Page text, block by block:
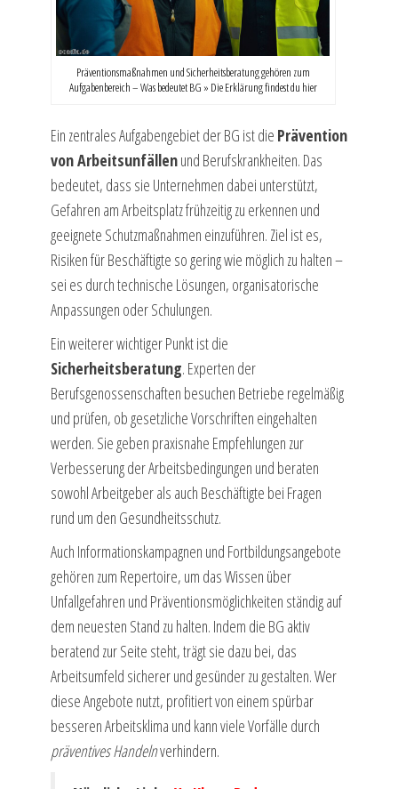
Präventionsmaßnahmen und Sicherheitsberatung gehören zum
Aufgabenbereich – Was bedeutet BG » Die Erklärung findest du hier
Ein zentrales Aufgabengebiet der BG ist die Prävention
von Arbeitsunfällenund Berufskrankheiten. Das
bedeutet, dass sie Unternehmen dabei unterstützt,
Gefahren am Arbeitsplatz frühzeitig zu erkennen und
geeignete Schutzmaßnahmen einzuführen. Ziel ist es,
Risiken für Beschäftigte so gering wie möglich zu halten –
sei es durch technische Lösungen, organisatorische
Anpassungen oder Schulungen.
Ein weiterer wichtiger Punkt ist die
Sicherheitsberatung. Experten der
Berufsgenossenschaften besuchen Betriebe regelmäßig
und prüfen, ob gesetzliche Vorschriften eingehalten
werden. Sie geben praxisnahe Empfehlungen zur
Verbesserung der Arbeitsbedingungen und beraten
sowohl Arbeitgeber als auch Beschäftigte bei Fragen
rund um den Gesundheitsschutz.
Auch Informationskampagnen und Fortbildungsangebote
gehören zum Repertoire, um das Wissen über
Unfallgefahren und Präventionsmöglichkeiten ständig auf
dem neuesten Stand zu halten. Indem die BG aktiv
beratend zur Seite steht, trägt sie dazu bei, das
Arbeitsumfeld sicherer und gesünder zu gestalten. Wer
diese Angebote nutzt, profitiert von einem spürbar
besseren Arbeitsklima und kann viele Vorfälle durch
präventives Handelnverhindern.